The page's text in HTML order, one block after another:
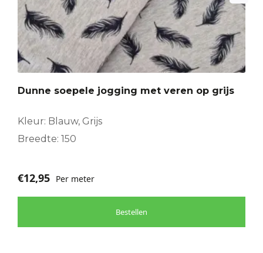
Dunne soepele jogging met veren op grijs
Kleur: Blauw, Grijs
Breedte: 150
€12,95 Per meter
Bestellen